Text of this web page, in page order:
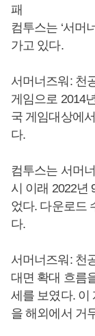
패
컴투스는 ‘서머
가고 있다.
서머너즈워: 천
게임으로 2014
국 게임대상에
다.
컴투스는 서머
시 이래 2022년
었다. 다운로드
다.
서머너즈워: 천
대면 확대 흐름
세를 보였다. 이
을 해외에서 거